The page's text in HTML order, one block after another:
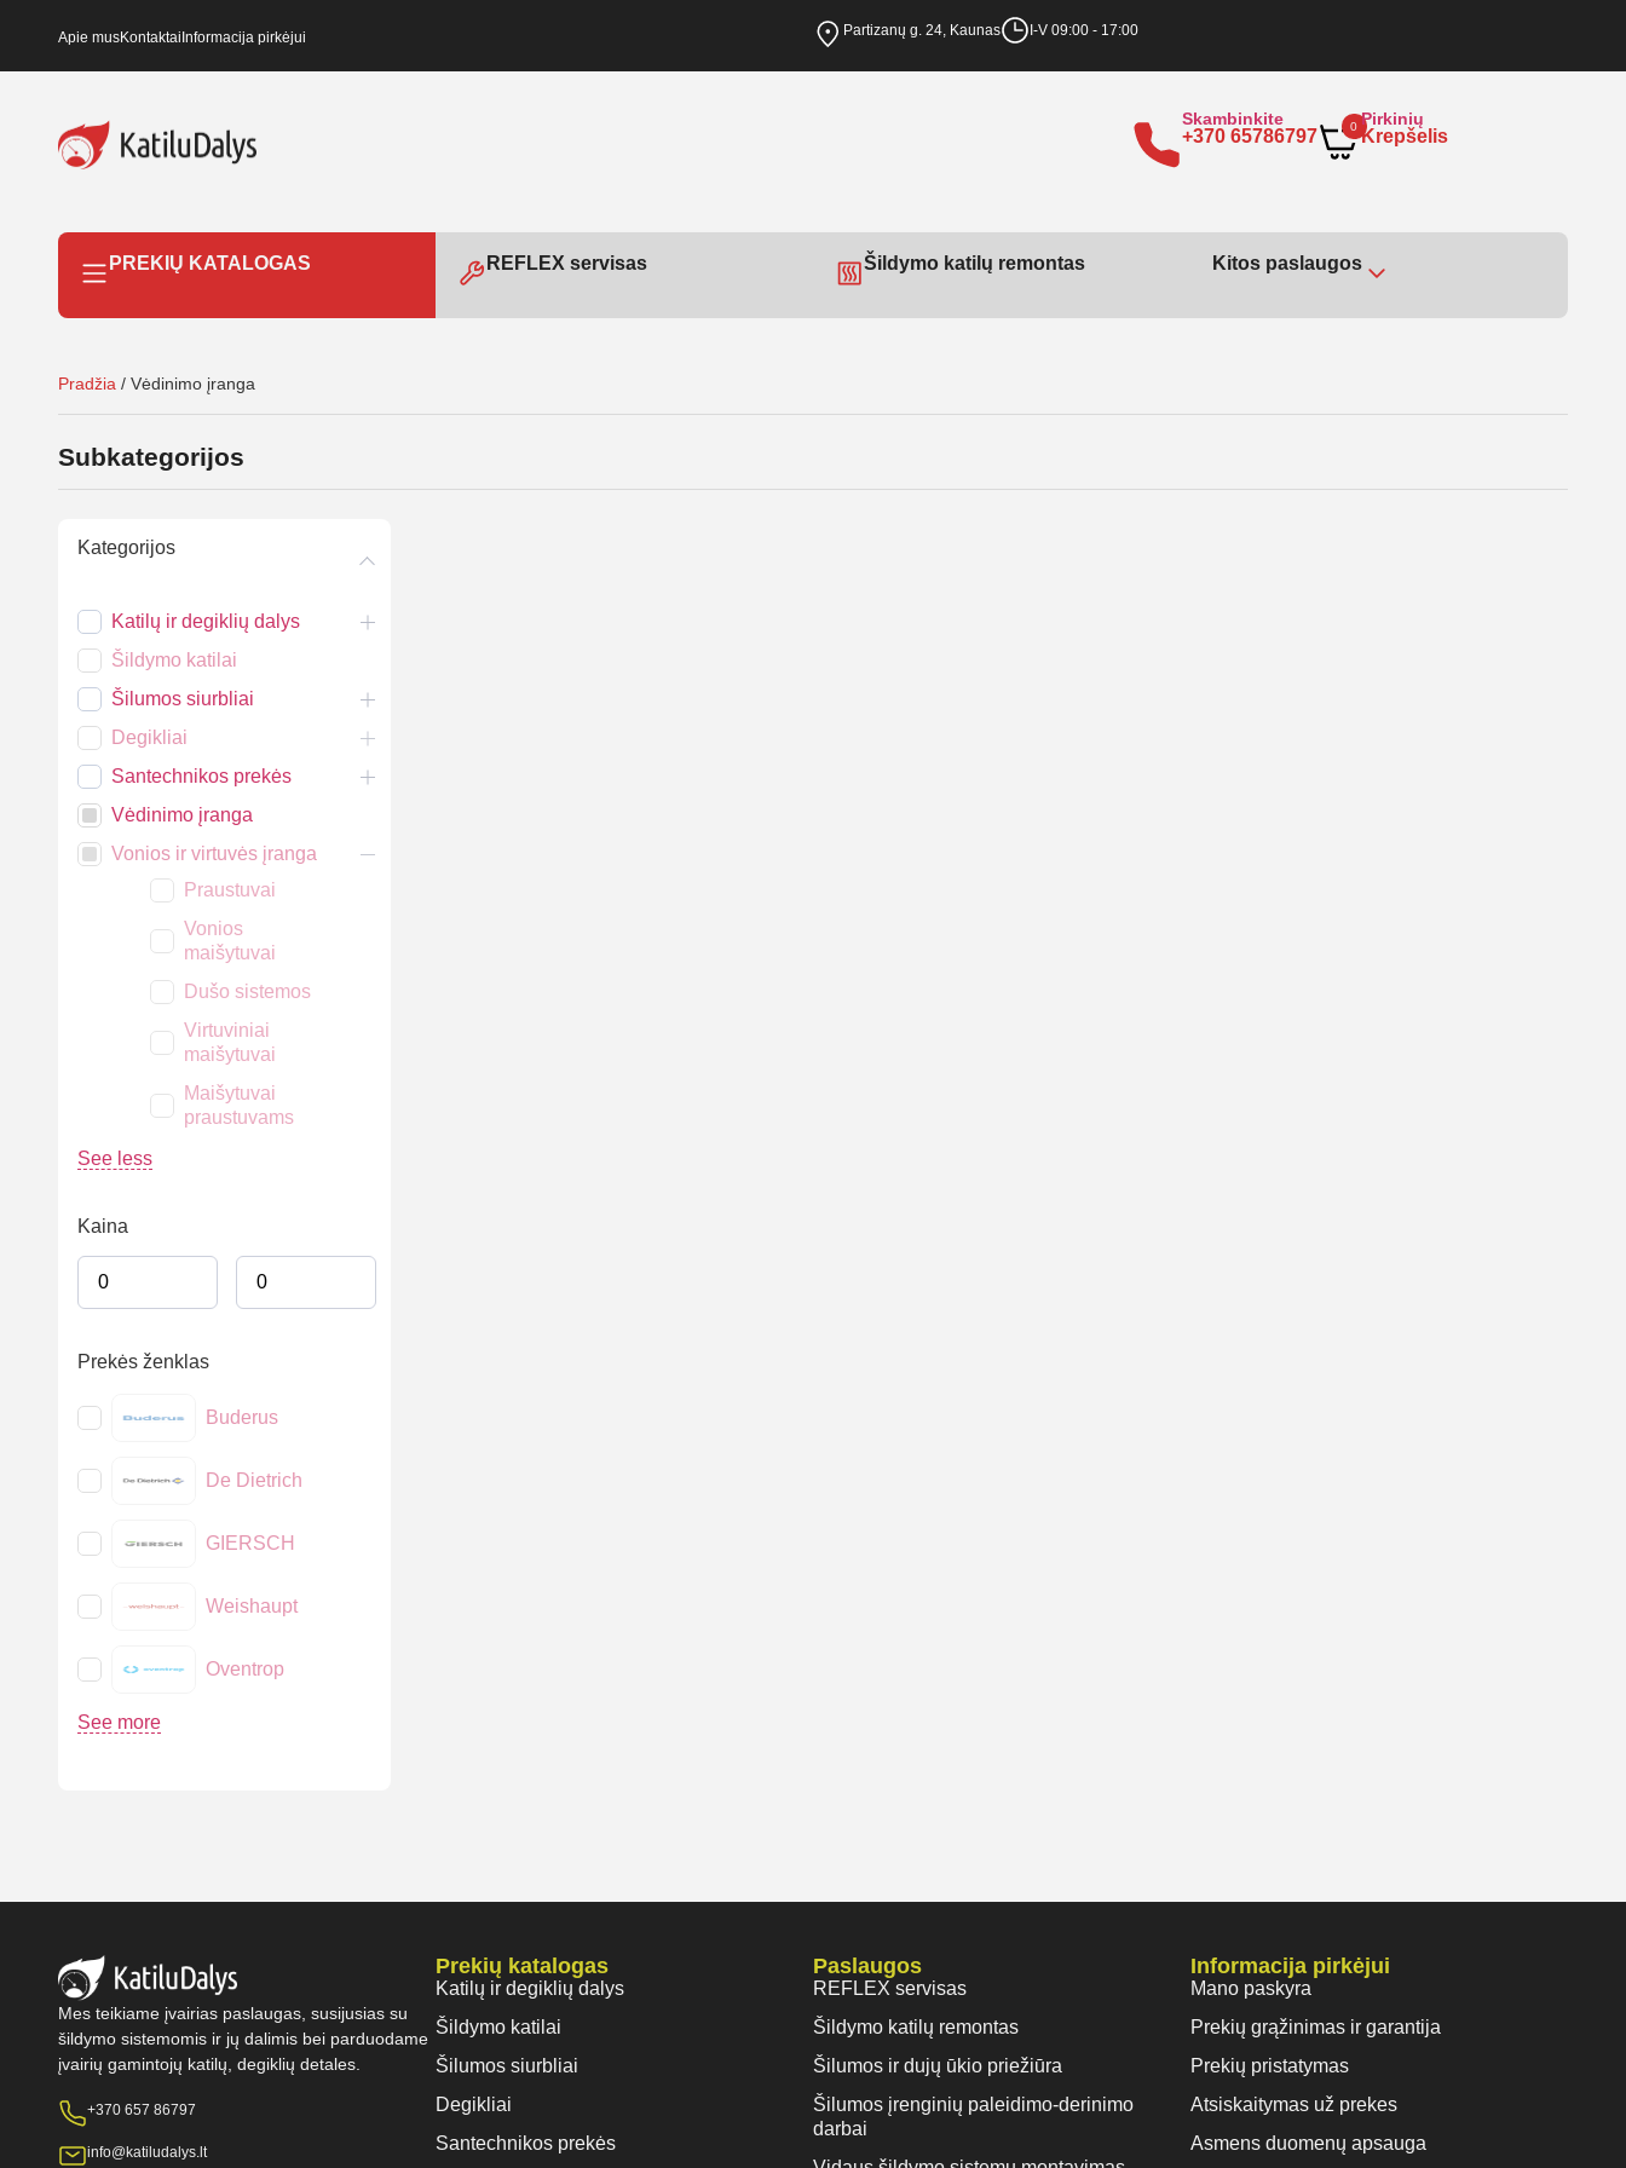
Apie musKontaktaiInformacija pirkėjui Partizanų g. 24, Kaunas I-V 09:00 - 17:00
Skambinkite
+370 65786797 0 Pirkinių
Krepšelis
PREKIŲ KATALOGAS REFLEX servisas Šildymo katilų remontas Kitos paslaugos
Pradžia / Vėdinimo įranga
Subkategorijos
Kategorijos
Katilų ir degiklių dalys
Šildymo katilai
Šilumos siurbliai
Degikliai
Santechnikos prekės
Vėdinimo įranga
Vonios ir virtuvės įranga
Praustuvai
Vonios
maišytuvai
Dušo sistemos
Virtuviniai
maišytuvai
Maišytuvai
praustuvams
See less
Kaina
Prekės ženklas
Buderus
De Dietrich
GIERSCH
Weishaupt
Oventrop
See more
Mes teikiame įvairias paslaugas, susijusias su
šildymo sistemomis ir jų dalimis bei parduodame
įvairių gamintojų katilų, degiklių detales.
+370 657 86797
info@katiludalys.lt
Prekių katalogas
Katilų ir degiklių dalys
Šildymo katilai
Šilumos siurbliai
Degikliai
Santechnikos prekės
Paslaugos
REFLEX servisas
Šildymo katilų remontas
Šilumos ir dujų ūkio priežiūra
Šilumos įrenginių paleidimo-derinimo
darbai
Informacija pirkėjui
Mano paskyra
Prekių grąžinimas ir garantija
Prekių pristatymas
Atsiskaitymas už prekes
Asmens duomenų apsauga